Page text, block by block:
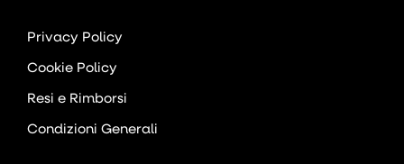
Privacy Policy
Cookie Policy
Resi e Rimborsi
Condizioni Generali